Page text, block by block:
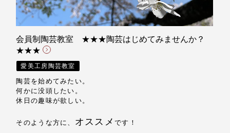
会員制陶芸教室 ★★★陶芸はじめてみませんか？
★★★
愛美工房陶芸教室
陶芸を始めてみたい。
何かに没頭したい。
休日の趣味が欲しい。
そのような方に、 オススメ です！